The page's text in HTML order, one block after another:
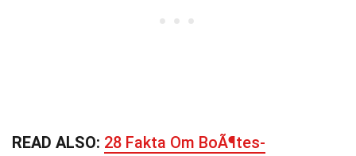
READ ALSO: 28 Fakta Om BoÃ¶tes-